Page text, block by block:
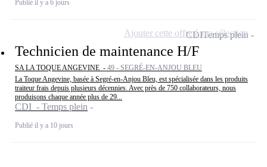
Publié il y a 6 jours
Technicien de maintenance H/F
SA LA TOQUE ANGEVINE - 49 - SEGRÉ-EN-ANJOU BLEU
La Toque Angevine, basée à Segré-en-Anjou Bleu, est spécialisée dans les produits
traiteur frais depuis plusieurs décennies. Avec près de 750 collaborateurs, nous
produisons chaque année plus de 29...
CDI - Temps plein
Publié il y a 10 jours
CDITemps plein
Ajouter cette offre à ma sélection